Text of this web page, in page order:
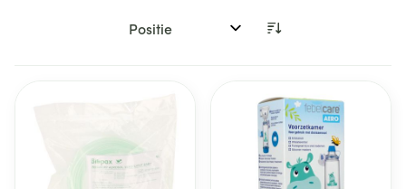
Sorteer op: